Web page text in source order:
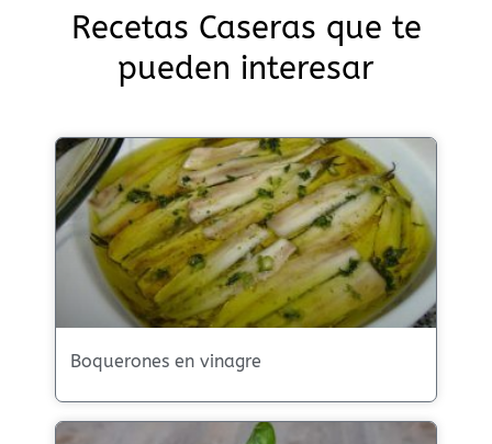
Recetas Caseras que te
pueden interesar
Boquerones en vinagre